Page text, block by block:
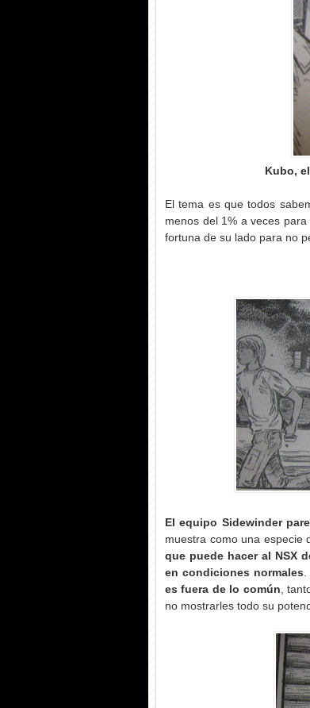
Kubo,
El tema es que todos
menos del 1% a veces
fortuna de su lado para no
El equipo Sidewinder
muestra como una especie
que puede hacer al NSX
en condiciones normales
es fuera de lo común ,
no mostrarles todo su